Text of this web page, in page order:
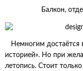
Балкон,
Немногим достаётся
историей». Но при
летопись. Стоит